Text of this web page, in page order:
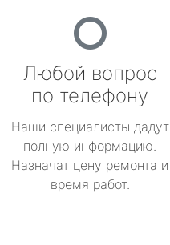
Любой вопрос
по телефону
Наши специалисты дадут
полную информацию.
Назначат цену ремонта и
время работ.